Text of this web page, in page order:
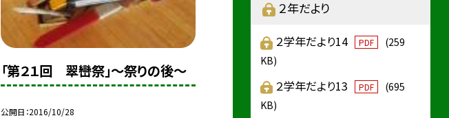
「第２１回 翠巒祭」〜祭りの後〜
公開日 2016/10/28
２年だより
２学年だより14 PDF
(259
KB)
２学年だより13 PDF
(695
KB)